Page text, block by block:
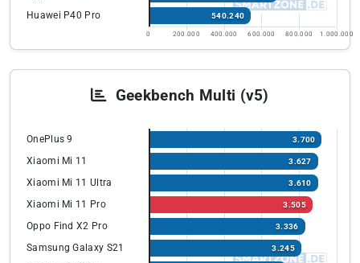
Huawei P40 Pro 540.240
0 200.000 400.000 600.000 800.000 1.000.000
Geekbench Multi (v5)
OnePlus 9 3.700
Xiaomi Mi 11 3.627
Xiaomi Mi 11 Ultra 3.610
Xiaomi Mi 11 Pro 3.505
Oppo Find X2 Pro 3.336
Samsung Galaxy S21 3.245